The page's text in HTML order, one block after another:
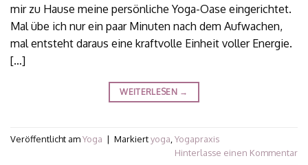
mir zu Hause meine persönliche Yoga-Oase eingerichtet.
Mal übe ich nur ein paar Minuten nach dem Aufwachen,
mal entsteht daraus eine kraftvolle Einheit voller Energie.
[…]
WEITERLESEN →
Veröffentlicht amYoga | Markiertyoga Yogapraxis
Hinterlasse einen Kommentar